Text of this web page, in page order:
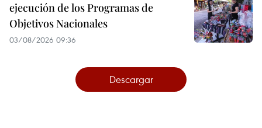
ejecución de los Programas de
Objetivos Nacionales
03/08/2026 09:36
Descargar